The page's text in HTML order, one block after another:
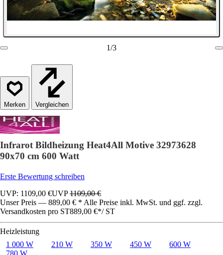
1/3
Vergleichen
Infrarot Bildheizung Heat4All Motive 32973628
90x70 cm 600 Watt
Erste Bewertung schreiben
UVP: 1109,00 €UVP1109,00 €
Unser Preis — 889,00 € * Alle Preise inkl. MwSt. und ggf. zzgl.
Versandkosten pro ST889,00 €*/ ST
Heizleistung
1 000 W
210 W 350 W 450 W
600 W
780 W